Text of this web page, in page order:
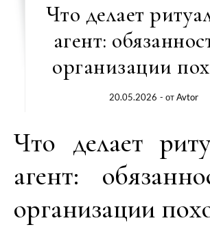
Что делает
агент:
организации
20.05.2026 - отAvtor
Что делает
агент:
организации